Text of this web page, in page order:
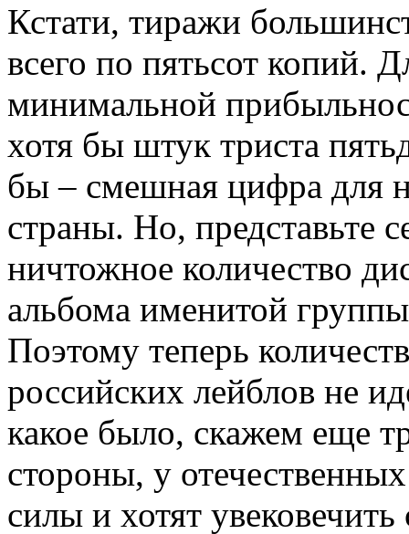
Кстати, тиражи
всего по пятьсот копий.
минимальной
хотя бы штук триста
бы – смешная цифра для
страны. Но, представьте
ничтожное количество
альбома именитой
Поэтому теперь
российских лейблов не
какое было, скажем еще
стороны, у
силы и хотят